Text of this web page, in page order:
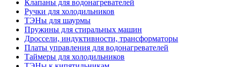
Клапаны для водонагревателей
Ручки для холодильников
ТЭНы для шаурмы
Пружины для стиральных машин
Дроссели, индуктивности, трансформаторы
Платы управления для водонагревателей
Таймеры для холодильников